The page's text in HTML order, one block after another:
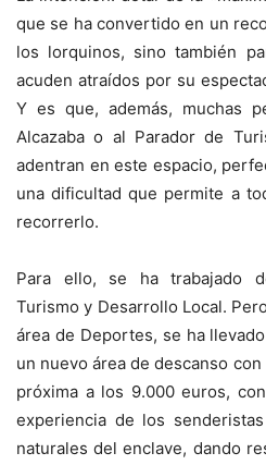
que se ha convertido en un
los lorquinos, sino también
acuden atraídos por su
Y es que, además, muchas
Alcazaba o al Parador de
adentran en este espacio,
una dificultad que permite a
recorrerlo.
Para ello, se ha trabajado
Turismo y Desarrollo Local.
área de Deportes, se ha
un nuevo área de descanso
próxima a los 9.000 euros,
experiencia de los
naturales del enclave, dando